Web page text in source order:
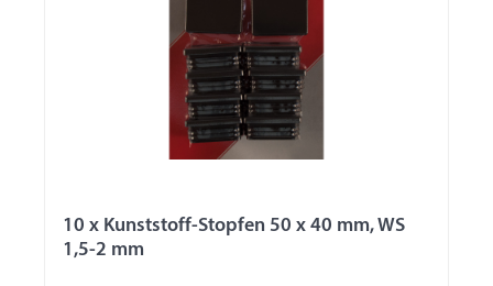
10 x Kunststoff-Stopfen 50 x 40 mm, WS
1,5-2 mm